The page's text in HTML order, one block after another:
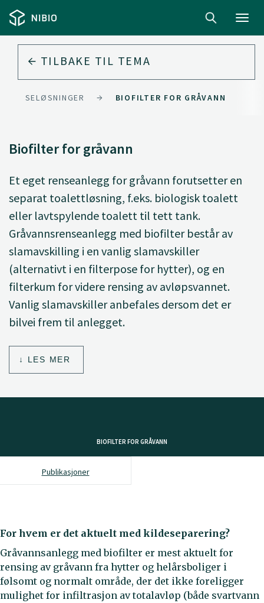
TILBAKE TIL TEMA
RENSELØSNINGER BIOFILTER FOR GRÅVANN
Biofilter for gråvann
Et eget renseanlegg for gråvann forutsetter en
separat toalettløsning, f.eks. biologisk toalett
eller lavtspylende toalett til tett tank.
Gråvannsrenseanlegg med biofilter består av
slamavskilling i en vanlig slamavskiller
(alternativt i en filterpose for hytter), og en
filterkum for videre rensing av avløpsvannet.
Vanlig slamavskiller anbefales dersom det er
bilvei frem til anlegget.
LES MER
BIOFILTER FOR GRÅVANN
Publikasjoner
For hvem er det aktuelt med kildeseparering?
Gråvannsanlegg med biofilter er mest aktuelt for
rensing av gråvann fra hytter og helårsboliger i
følsomt og normalt område, der det ikke foreligger
mulighet for infiltrasjon av totalavløp (både svartvann